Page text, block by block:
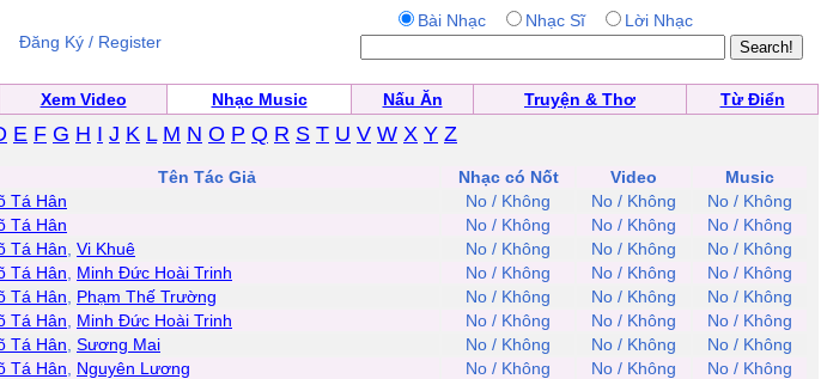
Đăng Ký / Register
Bài Nhạc Nhạc Sĩ Lời Nhạc
Xem Video Nhạc Music Nấu Ăn Truyện & Thơ
Từ Điển
E F G H I J K L M N O P Q R S T U V W X Y Z
Tên Tác Giả Nhạc có Nốt Video
Music
Tá Hân No / Không No / Không
No / Không
Tá Hân No / Không No / Không
No / Không
Tá Hân Vi Khuê No / Không No / Không
No / Không
Tá Hân Minh Đức Hoài Trinh No / Không No / Không
No / Không
Tá Hân Phạm Thế Trường No / Không No / Không
No / Không
Tá Hân Minh Đức Hoài Trinh No / Không No / Không
No / Không
Tá Hân Sương Mai No / Không No / Không
No / Không
Tá Hân Nguyên Lương No / Không No / Không
No / Không